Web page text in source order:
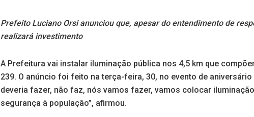
Prefeito Luciano Orsi anunciou que, apesar do entendimento de
realizará investimento
A Prefeitura vai instalar iluminação pública nos 4,5 km que
239. O anúncio foi feito na terça-feira, 30, no evento de aniversário
deveria fazer, não faz, nós vamos fazer, vamos colocar
segurança à população”, afirmou.